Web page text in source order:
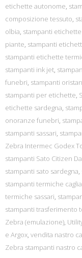
etichette autonome,
composizione tessuto,
olbia, stampanti
piante, stampanti
stampanti etichette
stampanti ink jet,
funebri, stampanti
stampanti per etichette,
etichette sardegna,
onoranze funebri,
stampanti sassari,
Zebra Intermec Godex
stampanti Sato Citizen
stampanti sato sardegna,
stampanti termiche
termiche sassari,
stampanti trasferimento
Zebra (emulazione),
e Argox, vendita nastro
Zebra stampanti nastro